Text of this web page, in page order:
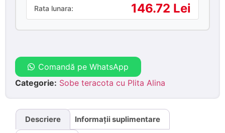
Rata lunara: 146.72 Lei
Comandă pe WhatsApp
Categorie: Sobe teracota cu Plita Alina
Descriere Informații suplimentare